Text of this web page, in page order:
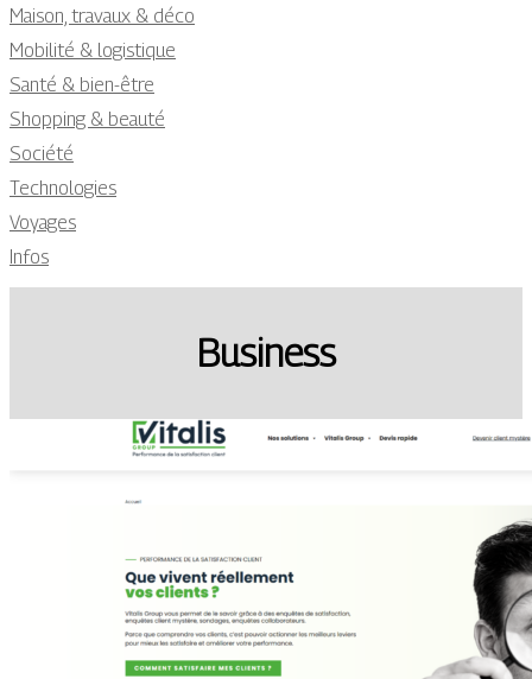
Maison, travaux & déco
Mobilité & logistique
Santé & bien-être
Shopping & beauté
Société
Technologies
Voyages
Infos
Business